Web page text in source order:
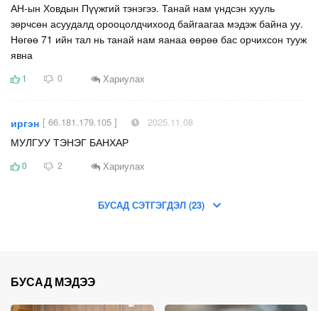
АН-ын Ховдын Пүүжгий тэнэгээ. Танай нам үндсэн хууль
зөрчсөн асуудалд орооцолдчихоод байгаагаа мэдэж байна уу.
Нөгөө 71 ийн тал нь танай нам яанаа өөрөө бас орчихсон тууж
явна
1 0 Хариулах
иргэн [ 66.181.179.105 ] 2025.11.08
МУЛГУУ ТЭНЭГ БАНХАР
0 2 Хариулах
БУСАД СЭТГЭГДЭЛ (23)
БУСАД МЭДЭЭ